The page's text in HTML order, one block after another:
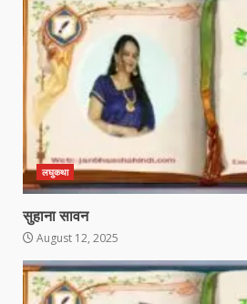
लघुकथा
सुहाना सावन
August 12, 2025